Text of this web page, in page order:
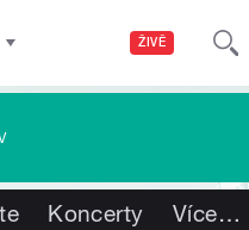
ŽIVĚ
Koncerty Více…